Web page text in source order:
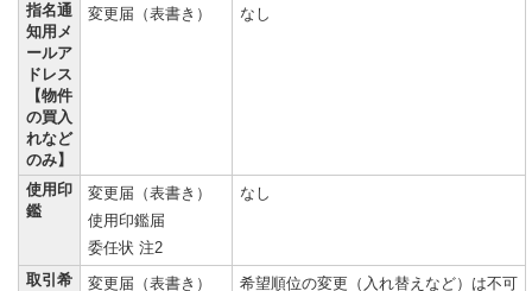
指名通
知用メ
ールア
ドレス
【物件
の買入
れなど
のみ】
変更届（表書き） なし
使用印
鑑
変更届（表書き）
使用印鑑届
委任状 注2
なし
取引希
変更届（表書き）
希望順位の変更（入れ替えなど）は不可